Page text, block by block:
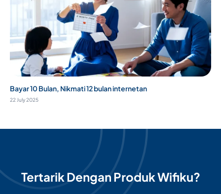
Bayar 10 Bulan, Nikmati 12 bulan internetan
22 July 2025
Tertarik Dengan Produk Wifiku?